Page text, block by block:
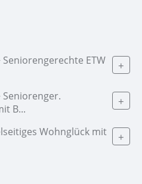
Seniorengerechte ETW
+
Seniorenger.
B...
+
Wohnglück mit
+